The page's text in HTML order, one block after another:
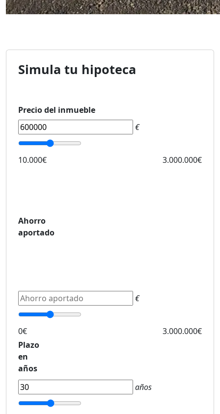
Simula tu hipoteca
Precio del inmueble
€
10.000€ 3.000.000€
Ahorro
aportado
€
0€
3.000.000€
Plazo
en
años
años